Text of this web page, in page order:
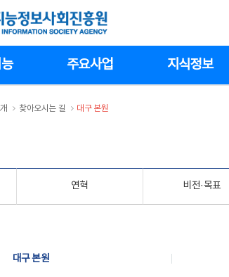
주요사업 지식정보
>
찾아오시는 길 >
대구 본원
연혁 비전·목표
대구 본원